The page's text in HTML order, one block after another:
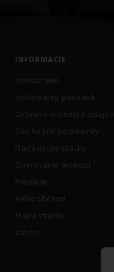
INFORMÁCIE
Kontakt EMI
Reklamačný poriadok
Ochrana osobných údajov
Obchodné podmienky
Najčastejšie otázky
Overovanie recenzií
Predajne
Veľkoobchod
Mapa stránky
Kariéra